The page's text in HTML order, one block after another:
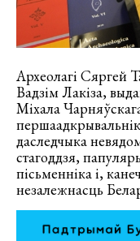
Археолагі Сяргей
Вадзім Лакіза,
Міхала
даследчыка
стагоддзя,
пісьменніка і,
незалежнасць